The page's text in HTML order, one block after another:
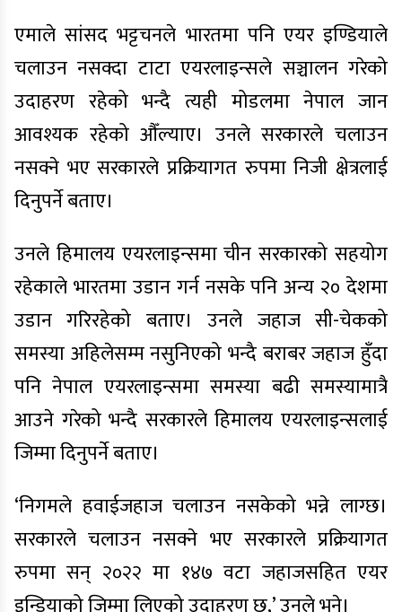
एमाले सांसद भट्टचनले भारतमा पनि एयर इण्डियाले
चलाउन नसक्दा टाटा एयरलाइन्सले सञ्चालन गरेको
उदाहरण रहेको भन्दै त्यही मोडलमा नेपाल जान
आवश्यक रहेको औँल्याए। उनले सरकारले चलाउन
नसक्ने भए सरकारले प्रक्रियागत रुपमा निजी क्षेत्रलाई
दिनुपर्ने बताए।
उनले हिमालय एयरलाइन्समा चीन सरकारको सहयोग
रहेकाले भारतमा उडान गर्न नसके पनि अन्य २० देशमा
उडान गरिरहेको बताए। उनले जहाज सी-चेकको
समस्या अहिलेसम्म नसुनिएको भन्दै बराबर जहाज हुँदा
पनि नेपाल एयरलाइन्समा समस्या बढी समस्यामात्रै
आउने गरेको भन्दै सरकारले हिमालय एयरलाइन्सलाई
जिम्मा दिनुपर्ने बताए।
‘निगमले हवाईजहाज चलाउन नसकेको भन्ने लाग्छ।
सरकारले चलाउन नसक्ने भए सरकारले प्रक्रियागत
रुपमा सन् २०२२ मा १४७ वटा जहाजसहित एयर